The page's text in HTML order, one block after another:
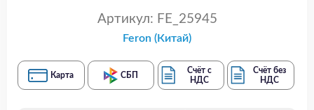
Артикул: FE_25945
Feron (Китай)
Карта СБП
Счёт с
НДС
Счёт без
НДС